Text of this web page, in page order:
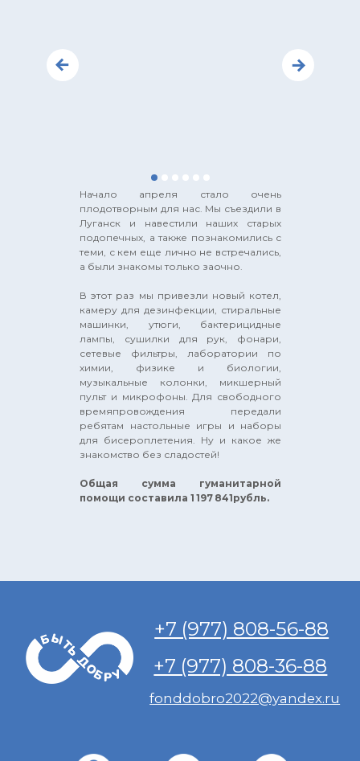
Начало апреля стало очень
плодотворным для нас. Мы съездили в
Луганск и навестили наших старых
подопечных, а также познакомились с
теми, с кем еще лично не встречались,
а были знакомы только заочно.
В этот раз мы привезли новый котел,
камеру для дезинфекции, стиральные
машинки, утюги, бактерицидные
лампы, сушилки для рук, фонари,
сетевые фильтры, лаборатории по
химии, физике и биологии,
музыкальные колонки, микшерный
пульт и микрофоны. Для свободного
времяпровождения передали
ребятам настольные игры и наборы
для бисероплетения. Ну и какое же
знакомство без сладостей!
Общая сумма гуманитарной
помощи составила 1 197 841рубль.